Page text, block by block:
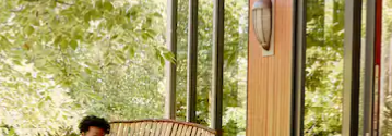
las teclas de las flechas hacia arriba y hacia abajo, o